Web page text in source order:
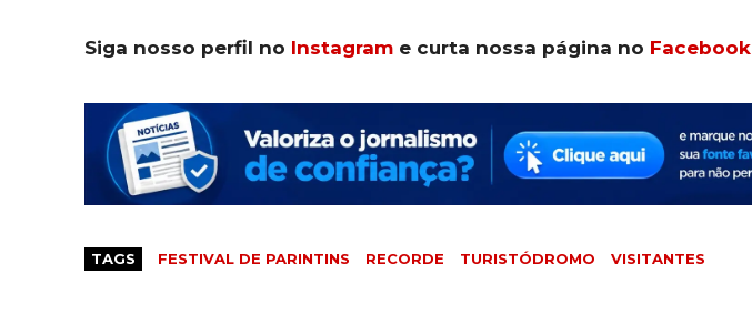
Siga nosso perfil no Instagram e curta nossa página no Facebook
TAGS FESTIVAL DE PARINTINS RECORDE TURISTÓDROMO VISITANTES